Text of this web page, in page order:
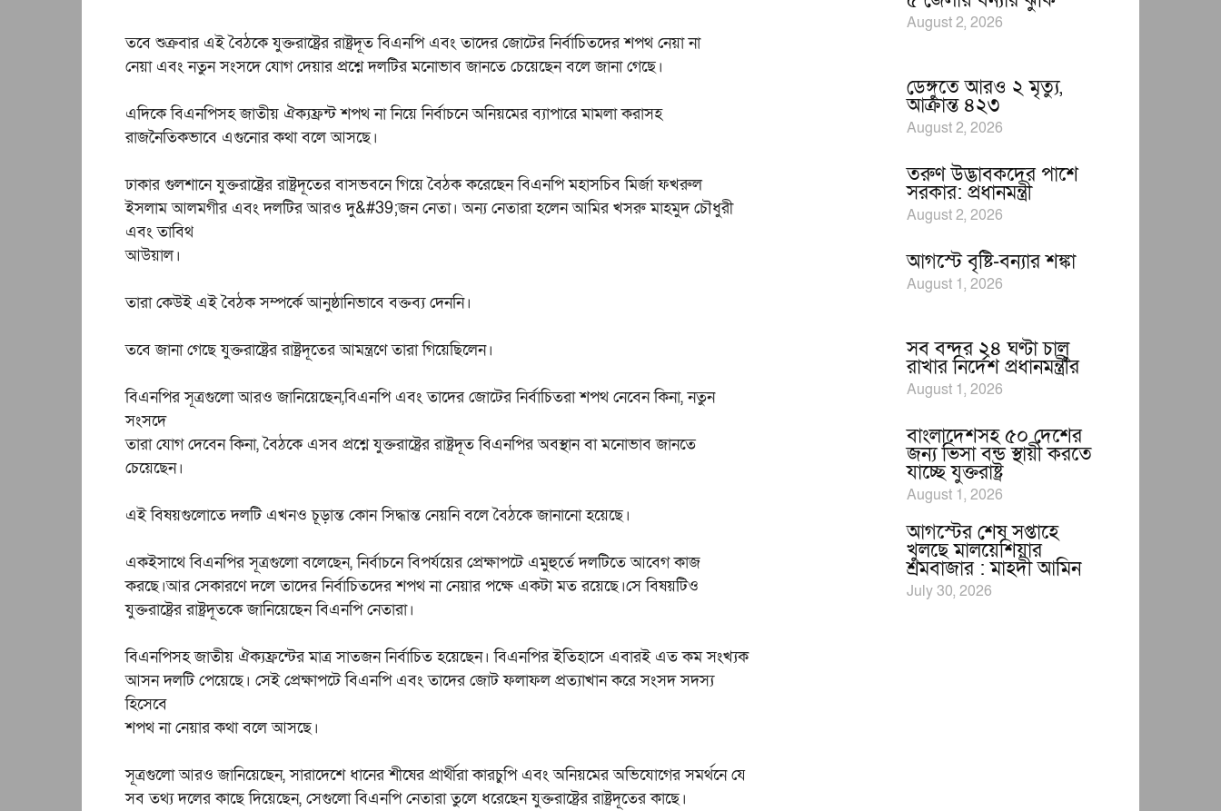
তবে শুক্রবার এই বৈঠকে যুক্তরাষ্ট্রের রাষ্ট্রদূত বিএনপি এবং তাদের জোটের নির্বাচিতদের শপথ নেয়া না
নেয়া এবং নতুন সংসদে যোগ দেয়ার প্রশ্নে দলটির মনোভাব জানতে চেয়েছেন বলে জানা গেছে।
এদিকে বিএনপিসহ জাতীয় ঐক্যফ্রন্ট শপথ না নিয়ে নির্বাচনে অনিয়মের ব্যাপারে মামলা করাসহ
রাজনৈতিকভাবে এগুনোর কথা বলে আসছে।
ঢাকার গুলশানে যুক্তরাষ্ট্রের রাষ্ট্রদূতের বাসভবনে গিয়ে বৈঠক করেছেন বিএনপি মহাসচিব মির্জা ফখরুল
ইসলাম আলমগীর এবং দলটির আরও দু&#39;জন নেতা। অন্য নেতারা হলেন আমির খসরু মাহমুদ চৌধুরী
এবং তাবিথ
আউয়াল।
তারা কেউই এই বৈঠক সম্পর্কে আনুষ্ঠানিভাবে বক্তব্য দেননি।
তবে জানা গেছে যুক্তরাষ্ট্রের রাষ্ট্রদূতের আমন্ত্রণে তারা গিয়েছিলেন।
বিএনপির সূত্রগুলো আরও জানিয়েছেন,বিএনপি এবং তাদের জোটের নির্বাচিতরা শপথ নেবেন কিনা, নতুন
সংসদে
তারা যোগ দেবেন কিনা, বৈঠকে এসব প্রশ্নে যুক্তরাষ্ট্রের রাষ্ট্রদূত বিএনপির অবস্থান বা মনোভাব জানতে
চেয়েছেন।
এই বিষয়গুলোতে দলটি এখনও চূড়ান্ত কোন সিদ্ধান্ত নেয়নি বলে বৈঠকে জানানো হয়েছে।
একইসাথে বিএনপির সূত্রগুলো বলেছেন, নির্বাচনে বিপর্যয়ের প্রেক্ষাপটে এমুহুর্তে দলটিতে আবেগ কাজ
করছে।আর সেকারণে দলে তাদের নির্বাচিতদের শপথ না নেয়ার পক্ষে একটা মত রয়েছে।সে বিষয়টিও
যুক্তরাষ্ট্রের রাষ্ট্রদূতকে জানিয়েছেন বিএনপি নেতারা।
বিএনপিসহ জাতীয় ঐক্যফ্রন্টের মাত্র সাতজন নির্বাচিত হয়েছেন। বিএনপির ইতিহাসে এবারই এত কম সংখ্যক
আসন দলটি পেয়েছে। সেই প্রেক্ষাপটে বিএনপি এবং তাদের জোট ফলাফল প্রত্যাখান করে সংসদ সদস্য
হিসেবে
শপথ না নেয়ার কথা বলে আসছে।
সূত্রগুলো আরও জানিয়েছেন, সারাদেশে ধানের শীষের প্রার্থীরা কারচুপি এবং অনিয়মের অভিযোগের সমর্থনে যে
সব তথ্য দলের কাছে দিয়েছেন, সেগুলো বিএনপি নেতারা তুলে ধরেছেন যুক্তরাষ্ট্রের রাষ্ট্রদূতের কাছে।
August 2, 2026
ডেঙ্গুতে আরও ২ মৃত্যু,
আক্রান্ত ৪২৩
August 2, 2026
তরুণ উদ্ভাবকদের পাশে
সরকার: প্রধানমন্ত্রী
August 2, 2026
আগস্টে বৃষ্টি-বন্যার শঙ্কা
August 1, 2026
সব বন্দর ২৪ ঘণ্টা চালু
রাখার নির্দেশ প্রধানমন্ত্রীর
August 1, 2026
বাংলাদেশসহ ৫০ দেশের
জন্য ভিসা বন্ড স্থায়ী করতে
যাচ্ছে যুক্তরাষ্ট্র
August 1, 2026
আগস্টের শেষ সপ্তাহে
খুলছে মালয়েশিয়ার
শ্রমবাজার : মাহদী আমিন
July 30, 2026